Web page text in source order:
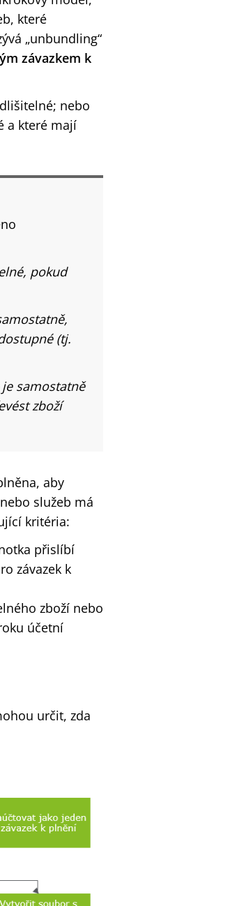
které
„unbundling“
závazkem k
nebo
a které mají
pokud
(tj.
samostatně
zboží
aby
služeb má
kritéria:
přislíbí
závazek k
zboží nebo
účetní
určit, zda